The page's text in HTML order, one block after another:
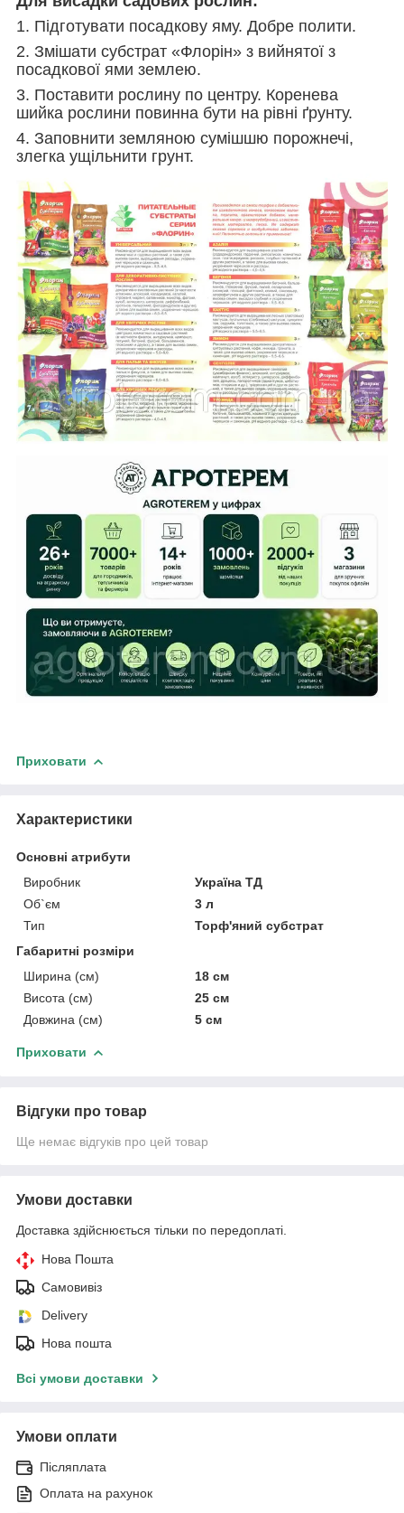
1. Підготувати посадкову яму. Добре полити.
2. Змішати субстрат «Флорін» з вийнятої з
посадкової ями землею.
3. Поставити рослину по центру. Коренева
шийка рослини повинна бути на рівні ґрунту.
4. Заповнити земляною сумішшю порожнечі,
злегка ущільнити грунт.
Приховати
Характеристики
Основні атрибути
Виробник
Україна ТД
Об`єм
3 л
Тип
Торф'яний субстрат
Габаритні розміри
Ширина (см)
18 см
Висота (см)
25 см
Довжина (см)
5 см
Приховати
Відгуки про товар
Ще немає відгуків про цей товар
Умови доставки
Доставка здійснюється тільки по передоплаті.
Нова Пошта
Самовивіз
Delivery
Нова пошта
Всі умови доставки
Умови оплати
Післяплата
Оплата на рахунок